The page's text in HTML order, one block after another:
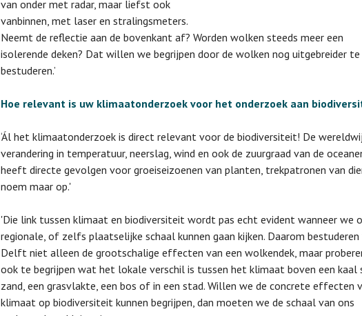
van onder met radar, maar liefst ook
vanbinnen, met laser en stralingsmeters.
Neemt de reflectie aan de bovenkant af? Worden wolken steeds meer een
isolerende deken? Dat willen we begrijpen door de wolken nog uitgebreider te
bestuderen.’
Hoe relevant is uw klimaatonderzoek voor het onderzoek aan
‘Ál het klimaatonderzoek is direct relevant voor de biodiversiteit! De
verandering in temperatuur, neerslag, wind en ook de zuurgraad van de
heeft directe gevolgen voor groeiseizoenen van planten, trekpatronen van
noem maar op.'
'Die link tussen klimaat en biodiversiteit wordt pas echt evident wanneer we
regionale, of zelfs plaatselijke schaal kunnen gaan kijken. Daarom bestuderen
Delft niet alleen de grootschalige effecten van een wolkendek, maar
ook te begrijpen wat het lokale verschil is tussen het klimaat boven een kaal
zand, een grasvlakte, een bos of in een stad. Willen we de concrete effecten
klimaat op biodiversiteit kunnen begrijpen, dan moeten we de schaal van ons